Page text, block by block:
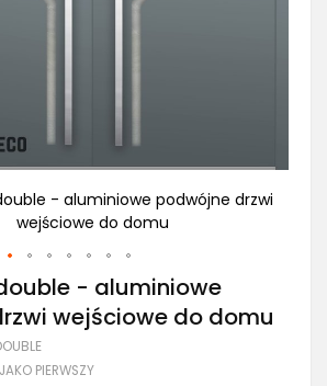
- aluminiowe podwójne drzwi
wejściowe do domu
- aluminiowe
wejściowe do domu
PIERWSZY